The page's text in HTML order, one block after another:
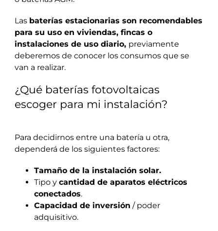
Las baterías estacionarias son recomendables
para su uso en viviendas, fincas o
instalaciones de uso diario, previamente
deberemos de conocer los consumos que se
van a realizar.
¿Qué baterías fotovoltaicas
escoger para mi instalación?
Para decidirnos entre una batería u otra,
dependerá de los siguientes factores:
Tamaño de la instalación solar.
Tipo y cantidad de aparatos eléctricos
conectados.
Capacidad de inversión / poder
adquisitivo.